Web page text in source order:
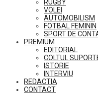
RUGBY
VOLEI
AUTOMOBILISM
FOTBAL FEMININ
SPORT DE
PREMIUM
EDITORIAL
COLTUL
ISTORIE
INTERVIU
REDACTIA
CONTACT